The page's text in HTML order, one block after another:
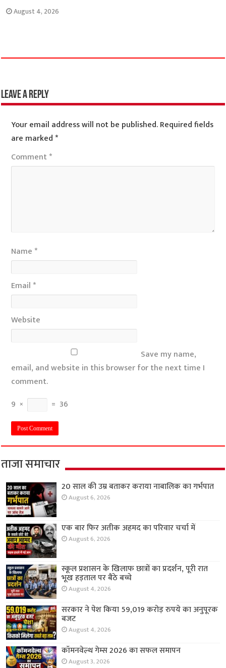
August 4, 2026
Leave a Reply
Your email address will not be published.Required fields
are marked*
Comment*
Name *
Email *
Website
Save my name,
email, and website in this browser for the next time I
comment.
9 × = 36
ताजा समाचार
20 साल की उम्र बताकर कराया नाबालिक का गर्भपात
August 6, 2026
एक बार फिर अतीक अहमद का परिवार चर्चा में
August 6, 2026
स्कूल प्रशासन के खिलाफ छात्रों का प्रदर्शन, पूरी रात
भूख हड़ताल पर बैठे बच्चे
August 4, 2026
सरकार ने पेश किया 59,019 करोड़ रुपये का अनुपूरक
बजट
August 4, 2026
कॉमनवेल्थ गेम्स 2026 का सफल समापन
August 3, 2026